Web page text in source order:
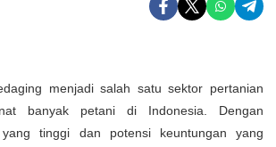
menjadi salah satu sektor pertanian
banyak petani di Indonesia. Dengan
tinggi dan potensi keuntungan yang